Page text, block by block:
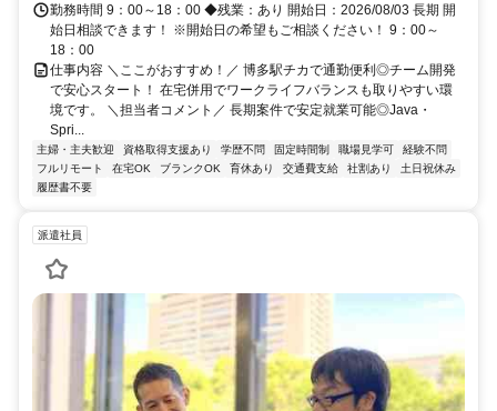
勤務時間 9：00～18：00 ◆残業：あり 開始日：2026/08/03 長期 開
始日相談できます！ ※開始日の希望もご相談ください！ 9：00～
18：00
仕事内容 ＼ここがおすすめ！／ 博多駅チカで通勤便利◎チーム開発
で安心スタート！ 在宅併用でワークライフバランスも取りやすい環
境です。 ＼担当者コメント／ 長期案件で安定就業可能◎Java・
Spri...
主婦・主夫歓迎 資格取得支援あり 学歴不問 固定時間制 職場見学可
経験不問
フルリモート
在宅OK ブランクOK 育休あり 交通費支給 社割あり
土日祝休み
履歴書不要
派遣社員